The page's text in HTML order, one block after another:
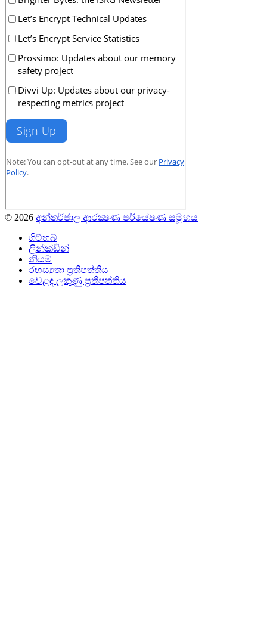
© 2026 අන්තර්ජාල ආරක්‍ෂණ පර්යේෂණ සමූහය
ගිට්හබ්
ලින්ක්ඩින්
නියම
රහස්‍යතා ප්‍රතිපත්තිය
වෙළඳ ලකුණු ප්‍රතිපත්තිය